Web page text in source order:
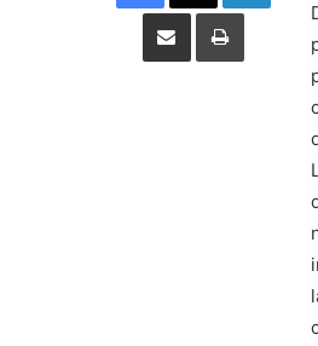
Partager par email Imprimer